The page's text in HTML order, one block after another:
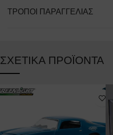
ΤΡΌΠΟΙ ΠΑΡΑΓΓΕΛΊΑΣ
ΣΧΕΤΙΚΆ ΠΡΟΪΌΝΤΑ